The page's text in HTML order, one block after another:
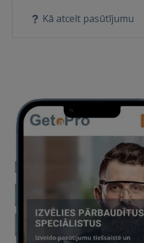
Kā atcelt pasūtījumu